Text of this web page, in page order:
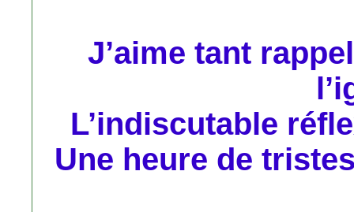
J’aime tant
L’indiscutable
Une heure de